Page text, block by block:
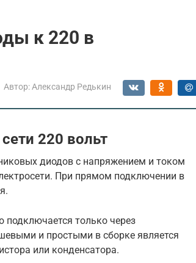
к 220 в
Автор: Александр Редькин
220 вольт
диодов с напряжением и током
При прямом подключении в
подключается только через
и простыми в сборке является
или конденсатора.